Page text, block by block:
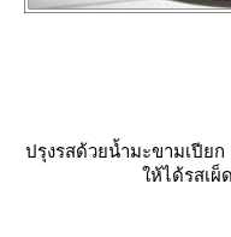
ปรุงรสด้วยน้ำมะขามเปีย
ห้ได้รสเผ็